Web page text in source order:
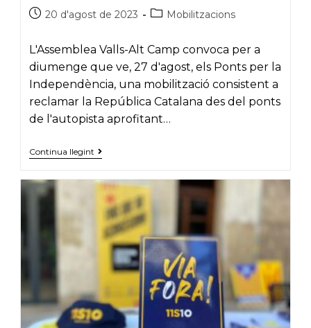
Post20 d'agost de 2023
PostMobilitzacions
L'Assemblea Valls-Alt Camp convoca per a
diumenge que ve, 27 d'agost, els Ponts per la
Independència, una mobilització consistent a
reclamar la República Catalana des del ponts
de l'autopista aprofitant…
Continua llegint Diumenge
que
Ponts
per
Independència
l’Alt
Camp